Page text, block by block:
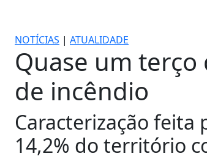
NOTÍCIAS | ATUALIDADE
Quase um
de incêndio
Caracterização
14,2% do território